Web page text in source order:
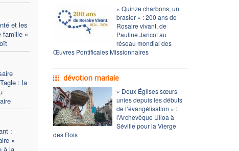
et les
famille »
: la
:
«
« Quinze charbons, un
brasier » : 200 ans de
Rosaire vivant, de
Pauline Jaricot au
réseau mondial des
Œuvres Pontificales Missionnaires
dévotion mariale
« Deux Églises sœurs
unies depuis les débuts
de l’évangélisation » :
l'Archevêque Ulloa à
Séville pour la Vierge
des Rois